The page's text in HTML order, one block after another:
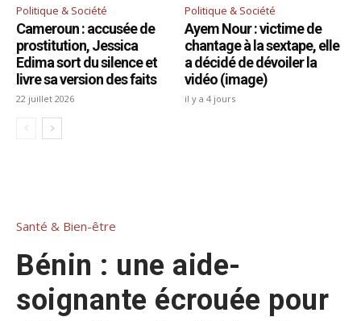
Politique & Société
Cameroun : accusée de
prostitution, Jessica
Edima sort du silence et
livre sa version des faits
22 juillet 2026
Politique & Société
Ayem Nour : victime de
chantage à la sextape, elle
a décidé de dévoiler la
vidéo (image)
il y a 4 jours